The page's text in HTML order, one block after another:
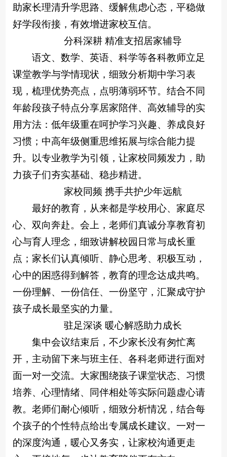
助家长理清升学思路、缓解焦虑心态，平稳做
好学段衔接，有效增进家校互信。
分科深耕 精准支招居家辅导
语文、数学、英语、科学等各科教师立足
课堂教学与学情现状，细致分析期中学习表
现，梳理优势亮点，点明薄弱环节。结合不同
年龄段孩子特点分享居家陪伴、高效辅导的实
用方法：低年级重在呵护学习兴趣、养成良好
习惯；中高年级侧重思维拓展与综合能力提
升。以专业教学为引领，让家校同频发力，助
力孩子们夯实基础、稳步精进。
家校同频 携手共护少年远航
最好的教育，从来都是学校用心、家庭尽
心、双向奔赴。会上，老师们真诚分享教育初
心与育人理念，细致讲解校园日常与成长重
点；家长们认真倾听、静心思考、积极互动，
心中的困惑得到解答，教育的理念达成共鸣。
一份理解、一份信任、一份坚守，汇聚成守护
孩子成长最坚实的力量。
驻足深谈 暖心解惑助力成长
集中会议结束后，不少家长没有匆忙离
开，主动留下来与班主任、各科老师进行面对
面一对一交流。大家围绕孩子课堂状态、习惯
培养、心理情绪、同伴相处等实际问题虚心请
教。老师们耐心倾听，细致分析情况，结合每
个孩子的个性特点给出专属成长建议。一对一
的深度沟通，暖心又务实，让家校沟通更走